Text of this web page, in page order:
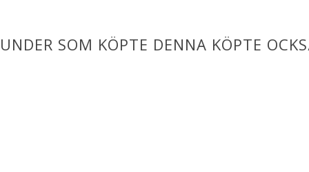
SOM KÖPTE DENNA KÖPTE